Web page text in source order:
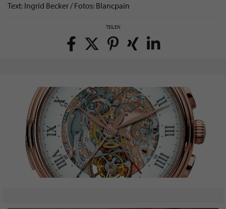
Text: Ingrid Becker / Fotos: Blancpain
TEILEN